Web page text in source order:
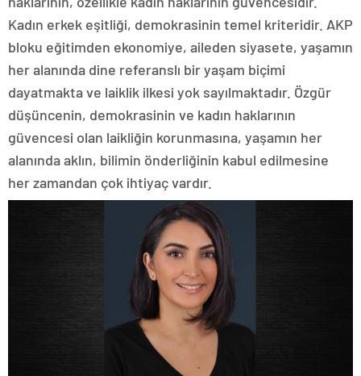
Kadın erkek eşitliği, demokrasinin temel kriteridir. AKP
bloku eğitimden ekonomiye, aileden siyasete, yaşamın
her alanında dine referanslı bir yaşam biçimi
dayatmakta ve laiklik ilkesi yok sayılmaktadır. Özgür
düşüncenin, demokrasinin ve kadın haklarının
güvencesi olan laikliğin korunmasına, yaşamın her
alanında aklın, bilimin önderliğinin kabul edilmesine
her zamandan çok ihtiyaç vardır.